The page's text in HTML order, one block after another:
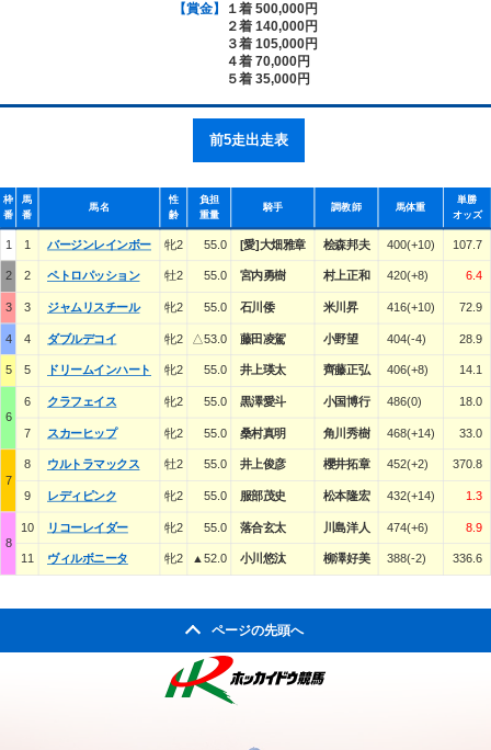
【賞金】
１着 500,000円
２着 140,000円
３着 105,000円
４着 70,000円
５着 35,000円
前5走出走表
枠
番
馬
番
馬名
性
齢
負担
重量
騎手 調教師 馬体重
単勝
オッズ
1 1 バージンレインボー 牝2 55.0 [愛]大畑雅章 桧森邦夫 400(+10) 107.7
2 2 ペトロパッション 牡2 55.0 宮内勇樹 村上正和 420(+8) 6.4
3 3 ジャムリスチール 牝2 55.0 石川倭 米川昇 416(+10) 72.9
4 4 ダブルデコイ 牝2 △53.0 藤田凌駕 小野望 404(-4) 28.9
5 5 ドリームインハート 牝2 55.0 井上瑛太 齊藤正弘 406(+8) 14.1
6
6 クラフェイス 牝2 55.0 黒澤愛斗 小国博行 486(0) 18.0
7 スカーヒップ 牝2 55.0 桑村真明 角川秀樹 468(+14) 33.0
7
8 ウルトラマックス 牡2 55.0 井上俊彦 櫻井拓章 452(+2) 370.8
9 レディピンク 牝2 55.0 服部茂史 松本隆宏 432(+14) 1.3
8
10 リコーレイダー 牝2 55.0 落合玄太 川島洋人 474(+6) 8.9
11 ヴィルボニータ 牝2 ▲52.0 小川悠汰 柳澤好美 388(-2) 336.6
ページの先頭へ